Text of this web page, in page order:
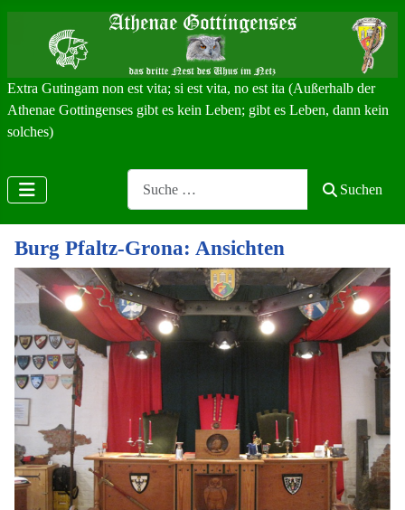
Extra Gutingam non est vita; si est vita, no est ita (Außerhalb der
Athenae Gottingenses gibt es kein Leben; gibt es Leben, dann kein
solches)
Suchen
Burg Pfaltz-Grona: Ansichten